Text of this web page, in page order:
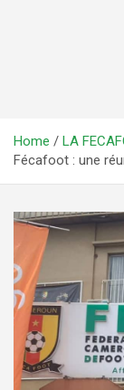
Home
LA
Fécafoot : une